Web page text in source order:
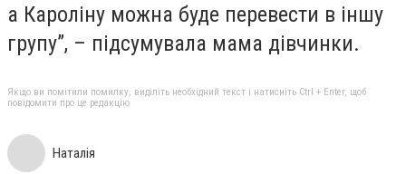
а Кароліну можна буде перевести в іншу
групу”, – підсумувала мама дівчинки.
Якщо ви помітили помилку, виділіть необхідний текст і натисніть Ctrl + Enter, щоб
повідомити про це редакцію
Наталія